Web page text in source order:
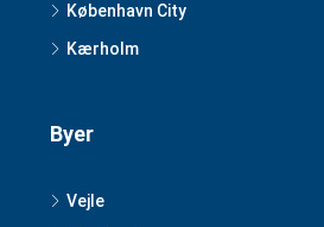
København City
Kærholm
Byer
Vejle